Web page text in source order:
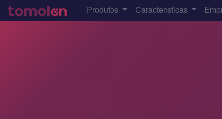
Produtos Características